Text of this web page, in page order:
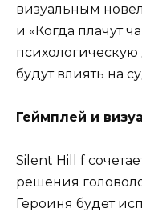
визуальным
и «Когда плачут
будут влиять на
Геймплей и
Silent Hill f
решения
Героиня будет